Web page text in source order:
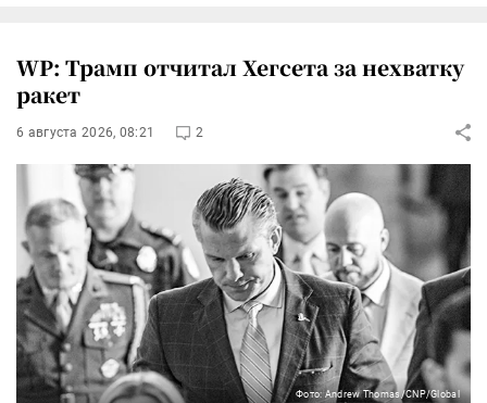
WP: Трамп отчитал Хегсета за нехватку
ракет
6 августа 2026, 08:21 2
Фото: Andrew Thomas/CNP/Global